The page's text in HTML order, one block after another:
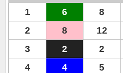
1 6 8
2
8 12
3
2 2
4
4 5